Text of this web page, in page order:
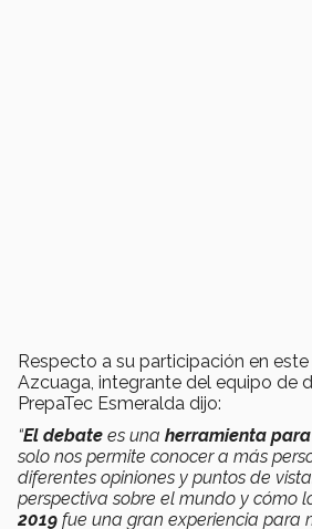
Respecto a su participación en
Azcuaga, integrante del equipo de
PrepaTec Esmeralda dijo:
“El debate es una herramienta
solo nos permite conocer a más
diferentes opiniones y puntos de
perspectiva sobre el mundo y cómo
2019 fue una gran experiencia para